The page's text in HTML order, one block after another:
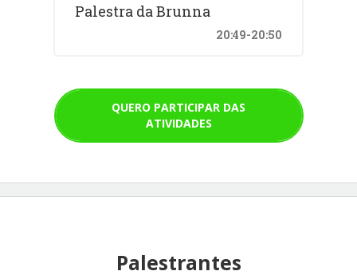
Palestra da Brunna
20:49-20:50
QUERO PARTICIPAR DAS
ATIVIDADES
Palestrantes